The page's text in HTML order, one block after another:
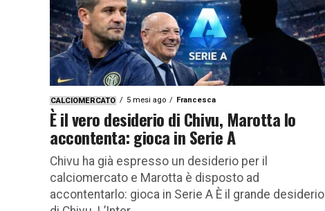
CALCIOMERCATO 5 mesi ago Francesca
È il vero desiderio di Chivu, Marotta lo
accontenta: gioca in Serie A
Chivu ha già espresso un desiderio per il
calciomercato e Marotta è disposto ad
accontentarlo: gioca in Serie A È il grande desiderio